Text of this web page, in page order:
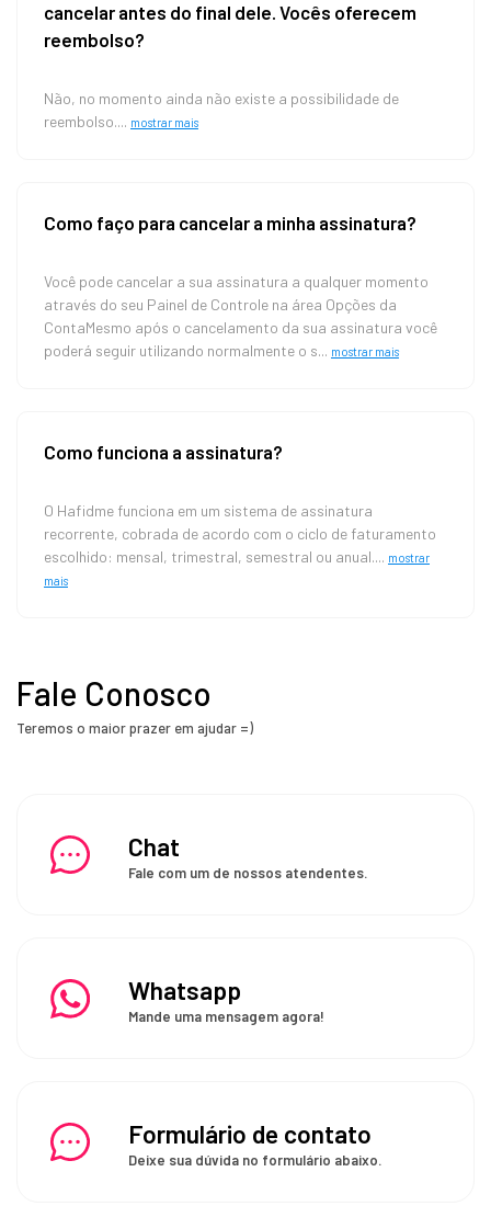
cancelar antes do final dele. Vocês oferecem
reembolso?
Não, no momento ainda não existe a possibilidade de
reembolso.... mostrar mais
Como faço para cancelar a minha assinatura?
Você pode cancelar a sua assinatura a qualquer momento
através do seu Painel de Controle na área Opções da
ContaMesmo após o cancelamento da sua assinatura você
poderá seguir utilizando normalmente o s... mostrar mais
Como funciona a assinatura?
O Hafidme funciona em um sistema de assinatura
recorrente, cobrada de acordo com o ciclo de faturamento
escolhido: mensal, trimestral, semestral ou anual.... mostrar
mais
Fale Conosco
Teremos o maior prazer em ajudar =)
Chat
Fale com um de nossos atendentes.
Whatsapp
Mande uma mensagem agora!
Formulário de contato
Deixe sua dúvida no formulário abaixo.